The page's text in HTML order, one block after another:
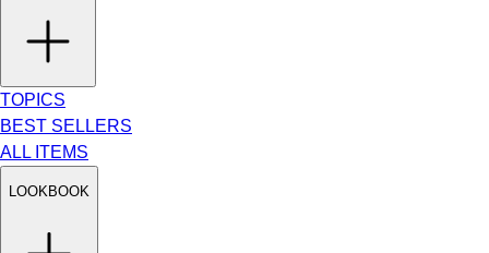
TOPICS
BEST SELLERS
ALL ITEMS
LOOKBOOK